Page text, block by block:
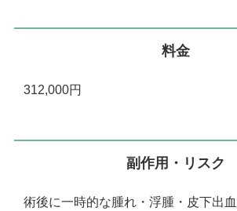
料金
312,000円
副作用・リスク
術後に一時的な腫れ・浮腫・皮下出